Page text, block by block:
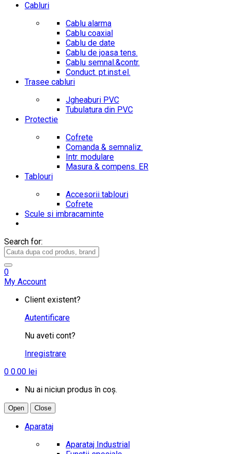
Cabluri
Cablu alarma
Cablu coaxial
Cablu de date
Cablu de joasa tens.
Cablu semnal.&contr.
Conduct. pt.inst.el.
Trasee cabluri
Jgheaburi PVC
Tubulatura din PVC
Protectie
Cofrete
Comanda & semnaliz.
Intr. modulare
Masura & compens. ER
Tablouri
Accesorii tablouri
Cofrete
Scule si imbracaminte
Search for:
0
My Account
Client existent?
Autentificare
Nu aveti cont?
Inregistrare
0 0.00 lei
Nu ai niciun produs în coș.
Open Close
Aparataj
Aparataj Industrial